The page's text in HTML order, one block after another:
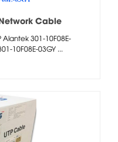
Network Cable
301-10F08E-
10F08E-03GY ...